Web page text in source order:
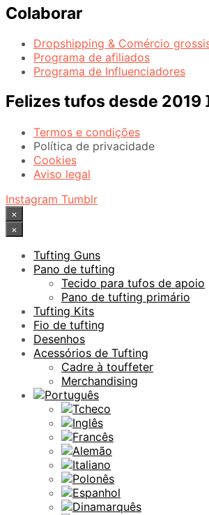
Colaborar
Dropshipping & Comércio
Programa de afiliados
Programa de Influenciadores
Felizes tufos desde 2019
Termos e condições
Política de privacidade
Cookies
Aviso legal
Instagram Tumblr
×
×
Tufting Guns
Pano de tufting
Tecido para tufos de apoio
Pano de tufting primário
Tufting Kits
Fio de tufting
Desenhos
Acessórios de Tufting
Cadre à touffeter
Merchandising